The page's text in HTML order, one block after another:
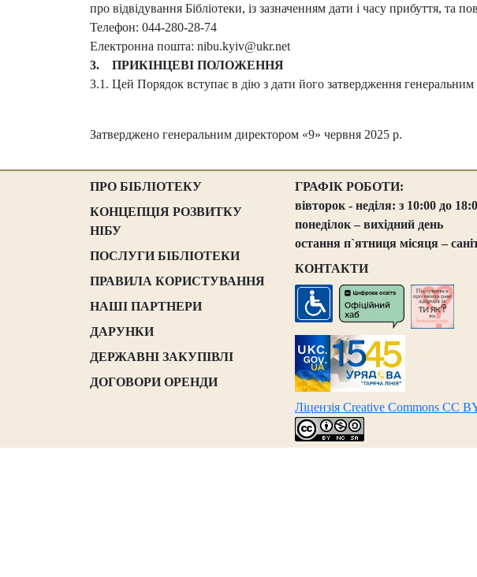
про відвідування Бібліотеки, із зазначенням дати і часу прибуття, та
Телефон: 044-280-28-74
Електронна пошта: nibu.kyiv@ukr.net
3. ПРИКІНЦЕВІ ПОЛОЖЕННЯ
3.1. Цей Порядок вступає в дію з дати його затвердження
Затверджено генеральним директором «9» червня 2025 р.
ПРО БІБЛІОТЕКУ
КОНЦЕПЦІЯ РОЗВИТКУ
НІБУ
ПОСЛУГИ БІБЛІОТЕКИ
ПРАВИЛА КОРИСТУВАННЯ
НАШІ ПАРТНЕРИ
ДАРУНКИ
ДЕРЖАВНІ ЗАКУПІВЛІ
ДОГОВОРИ ОРЕНДИ
ГРАФІК РОБОТИ:
вівторок - неділя: з 10:00 до
понеділок – вихідний день
остання п`ятниця місяця –
КОНТАКТИ
Ліцензія Creative Commons CC